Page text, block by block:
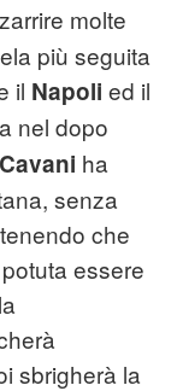
molte
più seguita
il Napoli ed il
nel dopo
ha
senza
che
essere
sbrigherà la